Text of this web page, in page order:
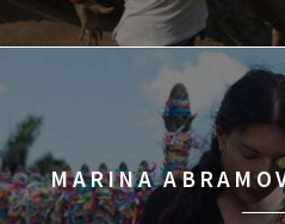
MARINA